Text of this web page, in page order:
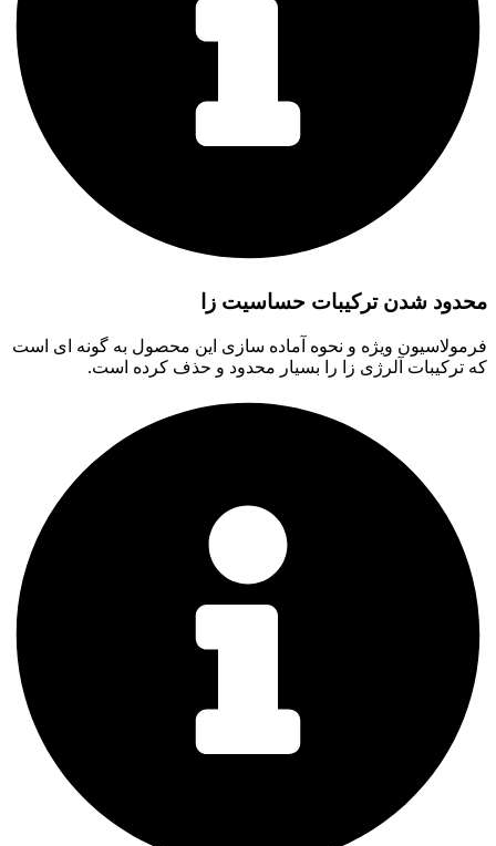
محدود شدن ترکیبات حساسیت زا
فرمولاسیون ویژه و نحوه آماده سازی این محصول به گونه ای است
که ترکیبات آلرژی زا را بسیار محدود و حذف کرده است.